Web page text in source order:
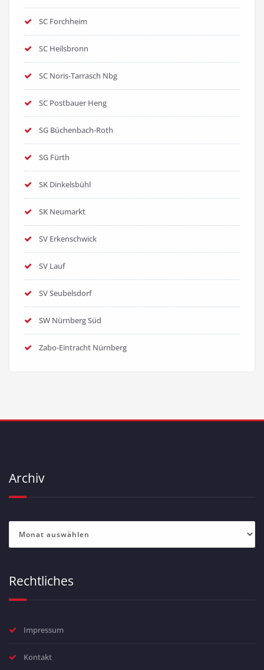
SC Forchheim
SC Heilsbronn
SC Noris-Tarrasch Nbg
SC Postbauer Heng
SG Büchenbach-Roth
SG Fürth
SK Dinkelsbühl
SK Neumarkt
SV Erkenschwick
SV Lauf
SV Seubelsdorf
SW Nürnberg Süd
Zabo-Eintracht Nürnberg
Archiv
Rechtliches
Impressum
Kontakt